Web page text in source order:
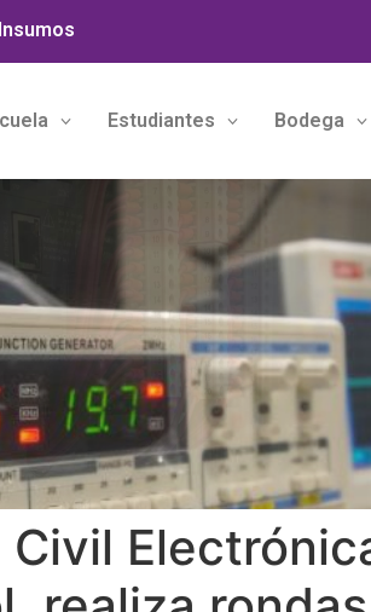
Estudiantes Bodega